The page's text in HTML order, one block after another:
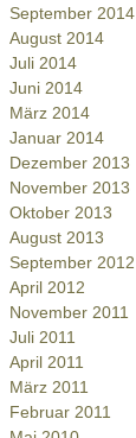
September 2014
August 2014
Juli 2014
Juni 2014
März 2014
Januar 2014
Dezember 2013
November 2013
Oktober 2013
August 2013
September 2012
April 2012
November 2011
Juli 2011
April 2011
März 2011
Februar 2011